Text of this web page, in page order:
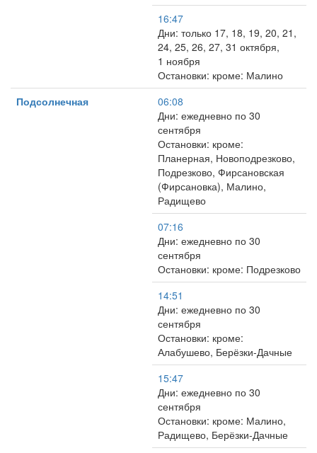
16:47
Дни: только 17, 18, 19, 20, 21,
24, 25, 26, 27, 31 октября,
1 ноября
Остановки: кроме: Малино
Подсолнечная
06:08
Дни: ежедневно по 30
сентября
Остановки: кроме:
Планерная, Новоподрезково,
Подрезково, Фирсановская
(Фирсановка), Малино,
Радищево
07:16
Дни: ежедневно по 30
сентября
Остановки: кроме: Подрезково
14:51
Дни: ежедневно по 30
сентября
Остановки: кроме:
Алабушево, Берёзки-Дачные
15:47
Дни: ежедневно по 30
сентября
Остановки: кроме: Малино,
Радищево, Берёзки-Дачные